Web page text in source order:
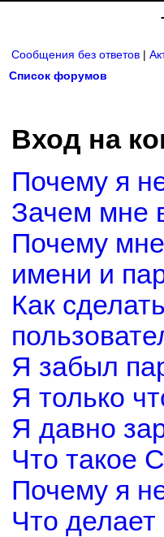
Сообщения без ответов |
Список форумов
Вход на
Почему я
Зачем мне
Почему
имени и
Как
Я забыл
Я только
Я давно
Что такое
Почему я
Что